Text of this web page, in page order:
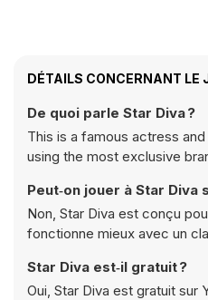
DÉTAILS CONCERNANT LE
De quoi parle Star Diva ?
This is a famous actress
using the most exclusive
Peut‑on jouer à Star Diva
Non, Star Diva est conçu
fonctionne mieux avec un
Star Diva est‑il gratuit ?
Oui, Star Diva est gratuit sur